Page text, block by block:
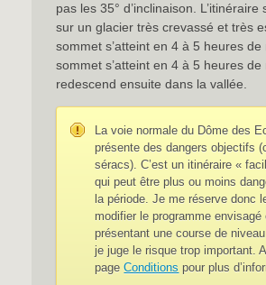
pas les 35° d’inclinaison. L’itinéraire
sur un glacier très crevassé et très
sommet s’atteint en 4 à 5 heures de
sommet s’atteint en 4 à 5 heures de
redescend ensuite dans la vallée.
La voie normale du Dôme des
présente des dangers objectifs
séracs). C’est un itinéraire «
qui peut être plus ou moins
la période. Je me réserve donc
modifier le programme envisagé
présentant une course de
je juge le risque trop important.
pageConditions pour plus